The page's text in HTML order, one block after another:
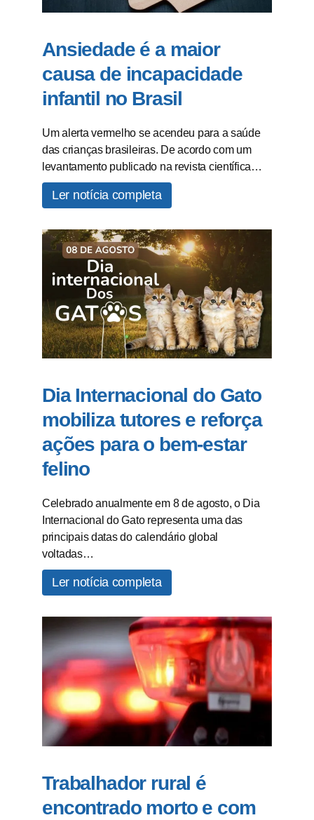
Ansiedade é a maior
causa de incapacidade
infantil no Brasil
Um alerta vermelho se acendeu para a saúde
das crianças brasileiras. De acordo com um
levantamento publicado na revista científica…
Ler notícia completa
Dia Internacional do Gato
mobiliza tutores e reforça
ações para o bem-estar
felino
Celebrado anualmente em 8 de agosto, o Dia
Internacional do Gato representa uma das
principais datas do calendário global
voltadas…
Ler notícia completa
Trabalhador rural é
encontrado morto e com